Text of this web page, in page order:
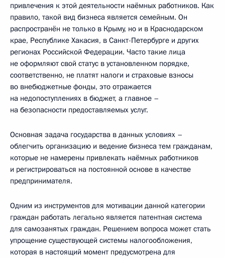
привлечения к этой деятельности наёмных работников. Как
правило, такой вид бизнеса является семейным. Он
распространён не только в Крыму, но и в Краснодарском
крае, Республике Хакасия, в Санкт-Петербурге и других
регионах Российской Федерации. Часто такие лица
не оформляют свой статус в установленном порядке,
соответственно, не платят налоги и страховые взносы
во внебюджетные фонды, это отражается
на недопоступлениях в бюджет, а главное –
на безопасности предоставляемых услуг.
Основная задача государства в данных условиях –
облегчить организацию и ведение бизнеса тем гражданам,
которые не намерены привлекать наёмных работников
и регистрироваться на постоянной основе в качестве
предпринимателя.
Одним из инструментов для мотивации данной категории
граждан работать легально является патентная система
для самозанятых граждан. Решением вопроса может стать
упрощение существующей системы налогообложения,
которая в настоящий момент предусмотрена для